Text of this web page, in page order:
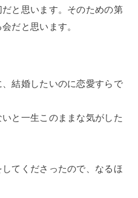
と思います。そのための第
だと思います。
結婚したいのに恋愛すらで
と一生このままな気がした
てくださったので、なるほ